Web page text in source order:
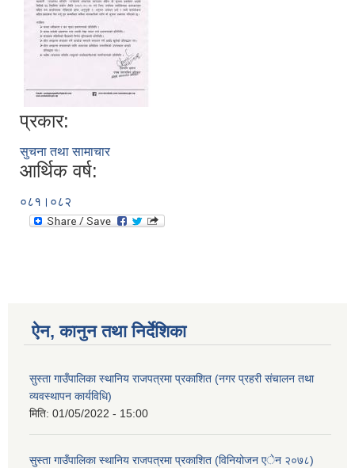
प्रकार:
सुचना तथा सामाचार
आर्थिक वर्ष:
०८१।०८२
ऐन, कानुन तथा निर्देशिका
सुस्ता गाउँपालिका स्थानिय राजपत्रमा प्रकाशित (नगर प्रहरी संचालन तथा
व्यवस्थापन कार्यविधि)
मिति: 01/05/2022 - 15:00
सुस्ता गाउँपालिका स्थानिय राजपत्रमा प्रकाशित (विनियोजन एेन २०७८)